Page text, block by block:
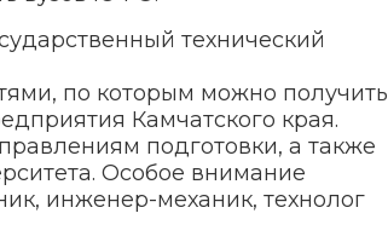
технический
по которым можно получить
Камчатского края.
подготовки, а также
Особое внимание
инженер-механик, технолог